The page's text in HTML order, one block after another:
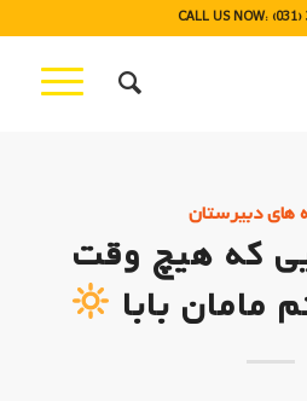
CALL US NOW:
های دبیرستان
که هیچ وقت
مامان بابا